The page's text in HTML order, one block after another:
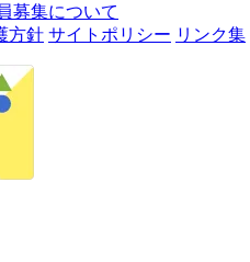
募集について
方針 サイトポリシー リンク集